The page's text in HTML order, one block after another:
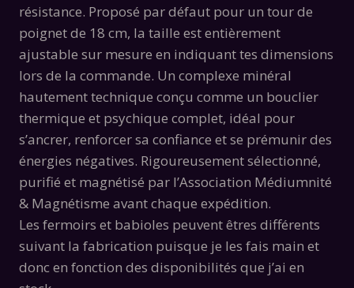
36,00€.24,00€.
résistance. Proposé par défaut pour un tour de
poignet de 18 cm, la taille est entièrement
ajustable sur mesure en indiquant tes dimensions
lors de la commande. Un complexe minéral
hautement technique conçu comme un bouclier
thermique et psychique complet, idéal pour
s’ancrer, renforcer sa confiance et se prémunir des
énergies négatives. Rigoureusement sélectionné,
purifié et magnétisé par l’Association Médiumnité
& Magnétisme avant chaque expédition.
Les fermoirs et babioles peuvent êtres différents
suivant la fabrication puisque je les fais main et
donc en fonction des disponibilités que j’ai en